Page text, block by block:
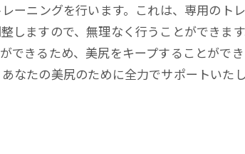
ニングを行います。これは、専用のト
ますので、無理なく行うことができま
きるため、美尻をキープすることがで
なたの美尻のために全力でサポートいた